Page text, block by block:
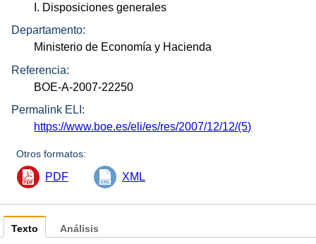
I. Disposiciones generales
Departamento:
Ministerio de Economía y Hacienda
Referencia:
BOE-A-2007-22250
Permalink ELI:
https://www.boe.es/eli/es/res/2007/12/12/(5)
Otros formatos:
PDF XML
Texto Análisis